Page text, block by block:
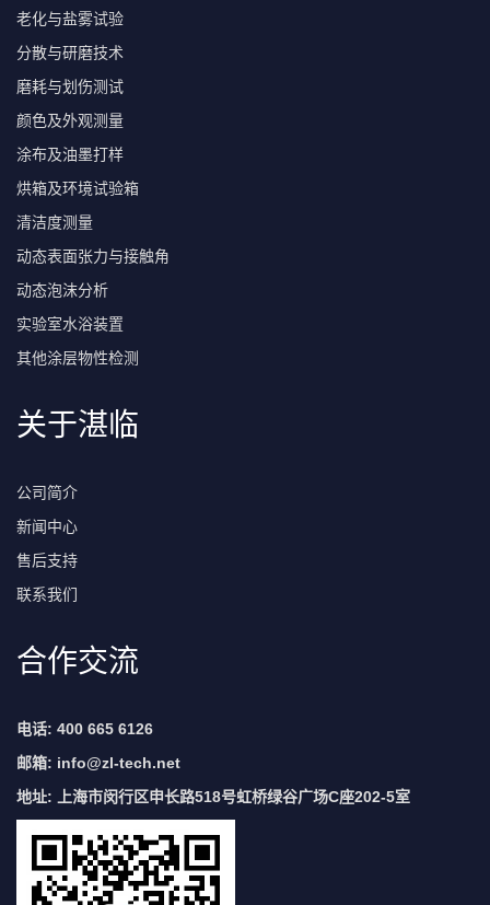
老化与盐雾试验
分散与研磨技术
磨耗与划伤测试
颜色及外观测量
涂布及油墨打样
烘箱及环境试验箱
清洁度测量
动态表面张力与接触角
动态泡沫分析
实验室水浴装置
其他涂层物性检测
关于湛临
公司简介
新闻中心
售后支持
联系我们
合作交流
电话: 400 665 6126
邮箱: info@zl-tech.net
地址: 上海市闵行区申长路518号虹桥绿谷广场C座202-5室